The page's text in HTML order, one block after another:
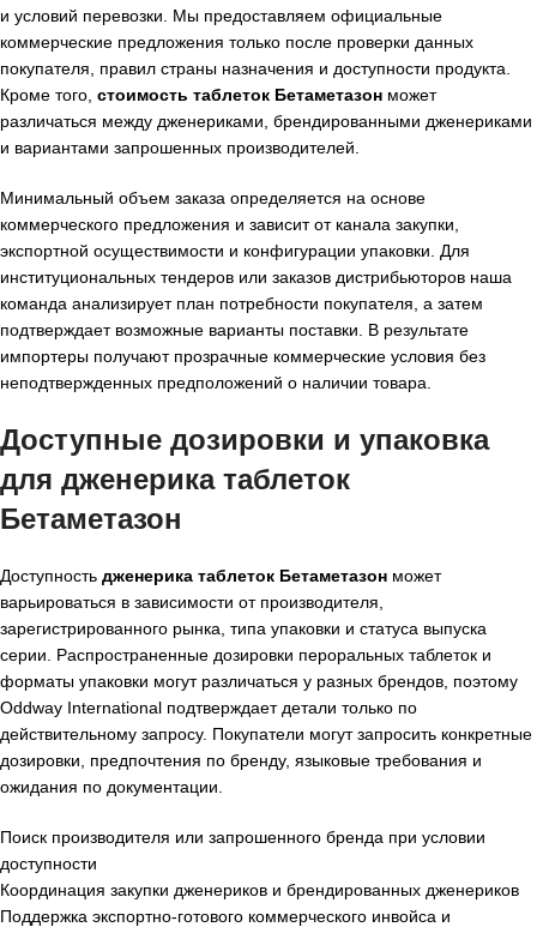
и условий перевозки. Мы предоставляем официальные
коммерческие предложения только после проверки данных
покупателя, правил страны назначения и доступности продукта.
Кроме того, стоимость таблеток Бетаметазон может
различаться между дженериками, брендированными дженериками
и вариантами запрошенных производителей.
Минимальный объем заказа определяется на основе
коммерческого предложения и зависит от канала закупки,
экспортной осуществимости и конфигурации упаковки. Для
институциональных тендеров или заказов дистрибьюторов наша
команда анализирует план потребности покупателя, а затем
подтверждает возможные варианты поставки. В результате
импортеры получают прозрачные коммерческие условия без
неподтвержденных предположений о наличии товара.
Доступные дозировки и упаковка
для дженерика таблеток
Бетаметазон
Доступность дженерика таблеток Бетаметазон может
варьироваться в зависимости от производителя,
зарегистрированного рынка, типа упаковки и статуса выпуска
серии. Распространенные дозировки пероральных таблеток и
форматы упаковки могут различаться у разных брендов, поэтому
Oddway International подтверждает детали только по
действительному запросу. Покупатели могут запросить конкретные
дозировки, предпочтения по бренду, языковые требования и
ожидания по документации.
Поиск производителя или запрошенного бренда при условии
доступности
Координация закупки дженериков и брендированных дженериков
Поддержка экспортно-готового коммерческого инвойса и